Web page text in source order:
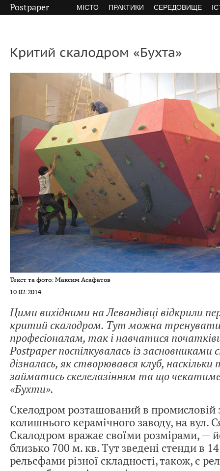
Postpaper МІСТО ПРАКТИКИ СЕРЕДОВИЩЕ
Критий скалодром «Бухта»
Текст та фото: Максим Асафатов
10.02.2014
Цими вихідними на Левандівці відкрили
критий скалодром. Тут можна
професіоналам, так і навчатися
Postpaper поспілкувалась із
дізналась, як створювався клуб,
займатись скелелазінням та що чекатиме
«Бухти».
Скелодром розташований в промисловій
колишнього керамічного заводу, на вул.
Скалодром вражає своїми розмірами, —
близько 700 м. кв. Тут зведені стенди в
рельєфами різної складності, також, є